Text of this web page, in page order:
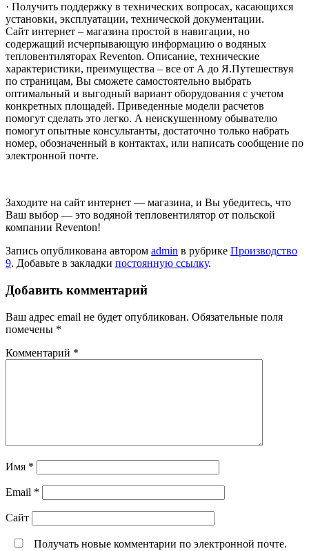
· Получить поддержку в технических вопросах, касающихся
установки, эксплуатации, технической документации.
Сайт интернет – магазина простой в навигации, но
содержащий исчерпывающую информацию о водяных
тепловентиляторах Reventon. Описание, технические
характеристики, преимущества – все от А до Я.Путешествуя
по страницам, Вы сможете самостоятельно выбрать
оптимальный и выгодный вариант оборудования с учетом
конкретных площадей. Приведенные модели расчетов
помогут сделать это легко. А неискушенному обывателю
помогут опытные консультанты, достаточно только набрать
номер, обозначенный в контактах, или написать сообщение по
электронной почте.
Заходите на сайт интернет — магазина, и Вы убедитесь, что
Ваш выбор — это водяной тепловентилятор от польской
компании Reventon!
Запись опубликована автором admin в рубрике Производство
9. Добавьте в закладки постоянную ссылку.
Добавить комментарий
Ваш адрес email не будет опубликован. Обязательные поля
помечены *
Комментарий *
Имя *
Email *
Сайт
Получать новые комментарии по электронной почте.